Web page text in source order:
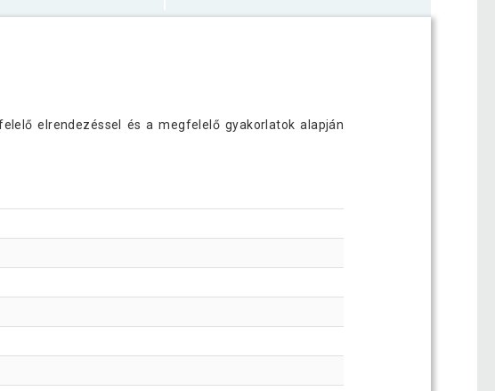
elrendezéssel és a megfelelő gyakorlatok alapján